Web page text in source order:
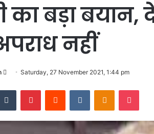
का बड़ा बयान,
नहीं
Send
email
Saturday, 27 November 2021, 1:44 pm
Tumblr PinterestReddit VKontakteOdnoklassniki